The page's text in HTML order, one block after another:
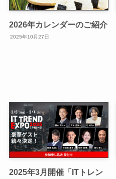
2026年カレンダーのご紹介
2025年10月27日
2025年3月開催「ITトレン